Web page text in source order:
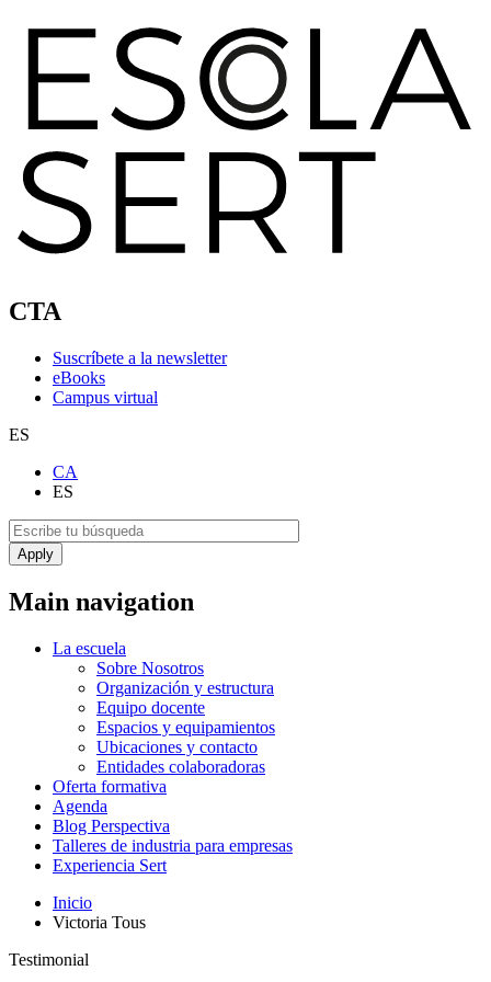
CTA
Suscríbete a la newsletter
eBooks
Campus virtual
ES
CA
ES
Main navigation
La escuela
Sobre Nosotros
Organización y estructura
Equipo docente
Espacios y equipamientos
Ubicaciones y contacto
Entidades colaboradoras
Oferta formativa
Agenda
Blog Perspectiva
Talleres de industria para empresas
Experiencia Sert
Inicio
Victoria Tous
Testimonial